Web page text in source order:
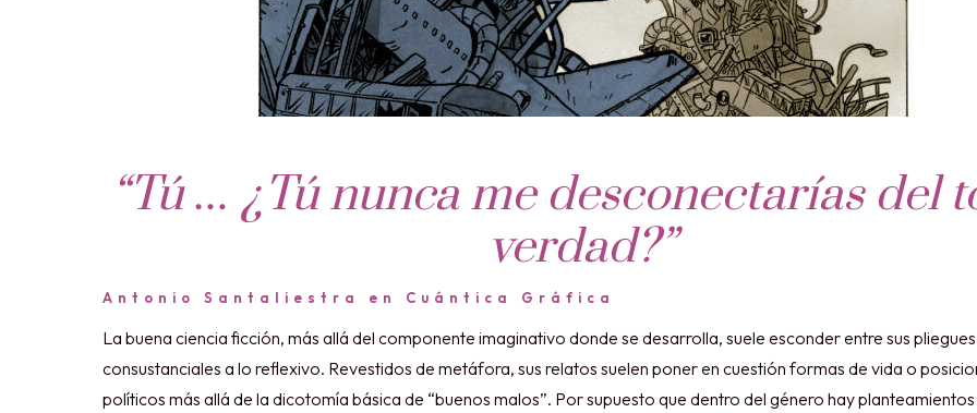
“Tú … ¿Tú nunca me desconectarías del
verdad?”
Antonio Santaliestra en Cuántica Gráfica
La buena ciencia ficción, más allá del componente imaginativo donde se desarrolla, suele esconder entre sus
consustanciales a lo reflexivo. Revestidos de metáfora, sus relatos suelen poner en cuestión formas de vida o
políticos más allá de la dicotomía básica de “buenos malos”. Por supuesto que dentro del género hay